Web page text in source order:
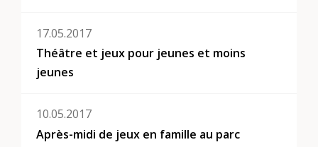
17.05.2017
Théâtre et jeux pour jeunes et moins
jeunes
10.05.2017
Après-midi de jeux en famille au parc